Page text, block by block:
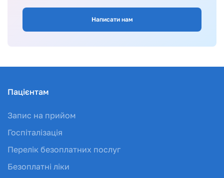
Написати нам
Пацієнтам
Запис на прийом
Госпіталізація
Перелік безоплатних послуг
Безоплатні ліки